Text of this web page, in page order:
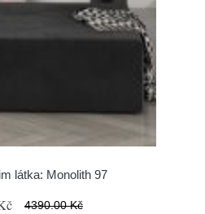
látka: Monolith 97
4390.00 Kč